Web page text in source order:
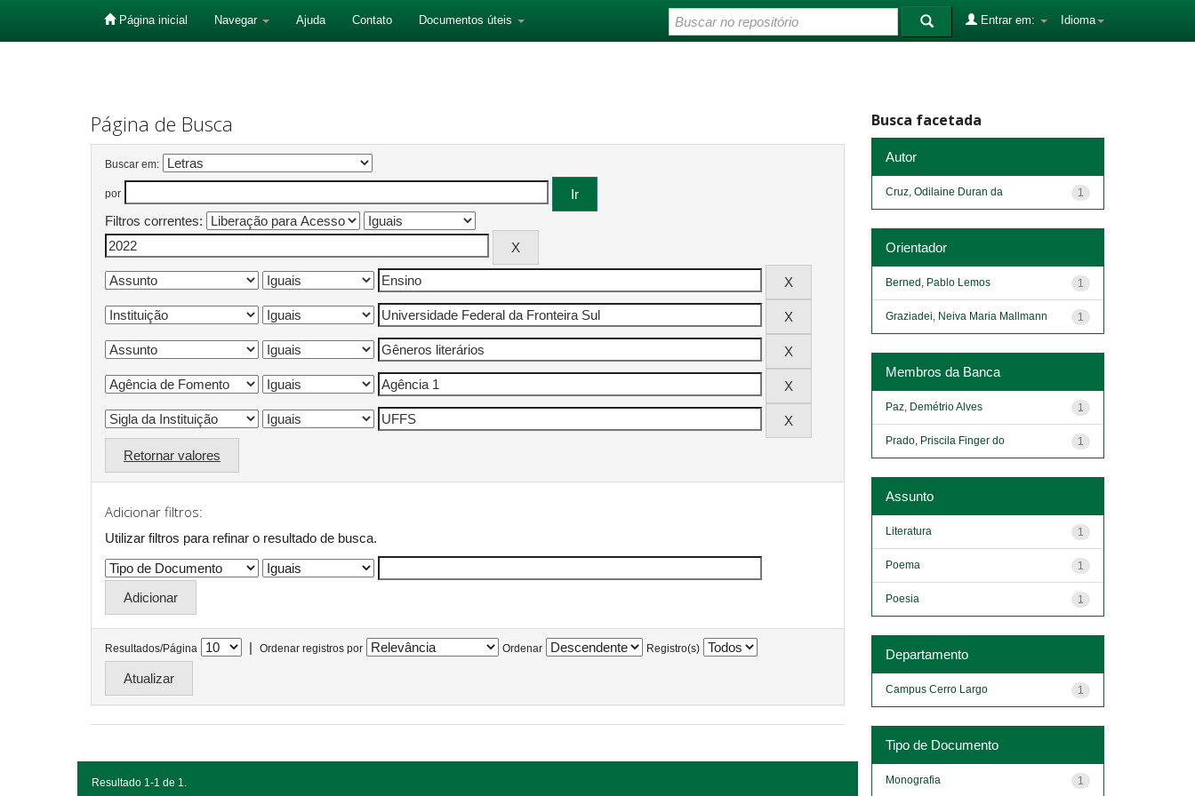
Página inicial Navegar Ajuda Contato Documentos úteis Idioma
Entrar em:
Página de Busca
Buscar em:
por
Filtros correntes:
Retornar valores
Adicionar filtros:
Utilizar filtros para refinar o resultado de busca.
Resultados/Página | Ordenar registros por Ordenar Registro(s)
Resultado 1-1 de 1.
Busca facetada
Autor
1
Cruz, Odilaine Duran da
Orientador
1
Berned, Pablo Lemos
1
Graziadei, Neiva Maria Mallmann
Membros da Banca
1
Paz, Demétrio Alves
1
Prado, Priscila Finger do
Assunto
1
Literatura
1
Poema
1
Poesia
Departamento
1
Campus Cerro Largo
Tipo de Documento
1
Monografia